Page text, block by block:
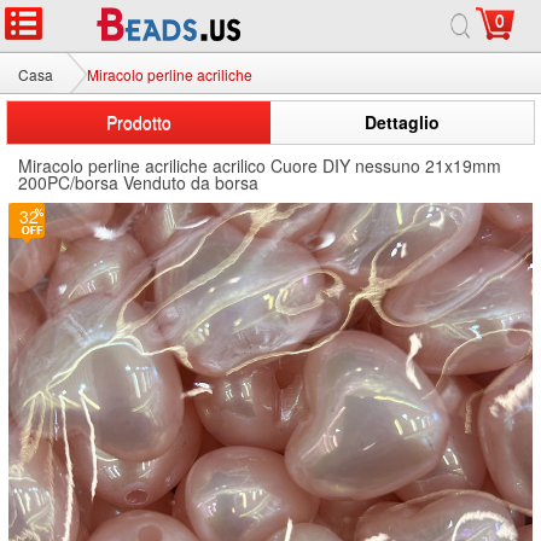
0
Casa Miracolo perline acriliche
Prodotto
Dettaglio
Miracolo perline acriliche acrilico Cuore DIY nessuno 21x19mm
200PC/borsa Venduto da borsa
32